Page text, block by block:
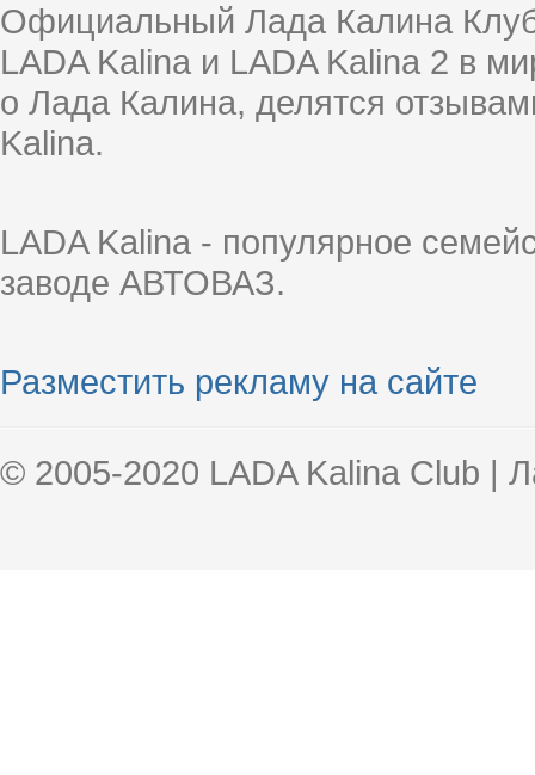
Официальный Лада Калина
LADA Kalina и LADA Kalina 2 в
о Лада Калина, делятся
Kalina.
LADA Kalina - популярное
заводе АВТОВАЗ.
Разместить рекламу на сайте
© 2005-2020 LADA Kalina Club |